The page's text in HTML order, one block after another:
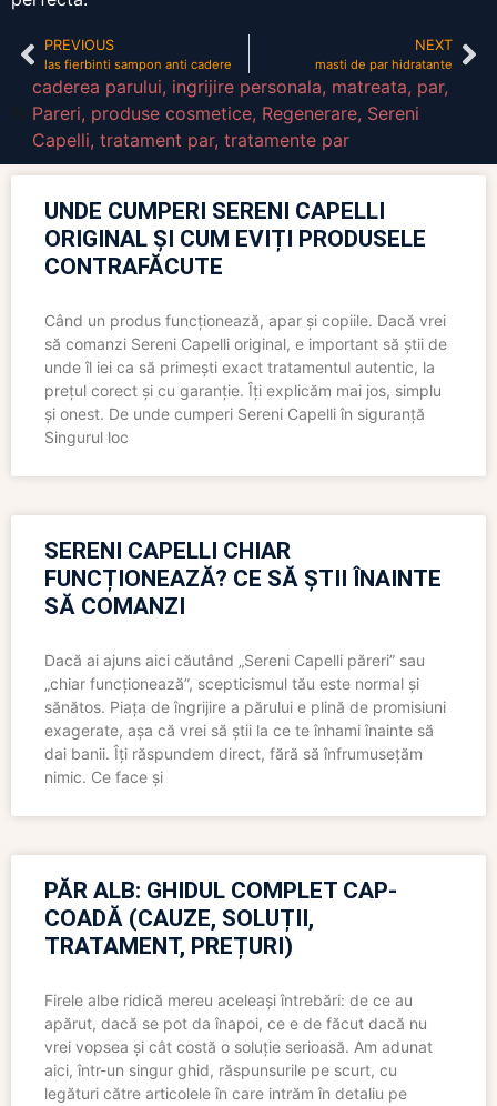
PREVIOUS
las fierbinti sampon anti cadere
NEXT
masti de par hidratante
caderea parului, ingrijire personala, matreata, par,
Pareri, produse cosmetice, Regenerare, Sereni
Capelli, tratament par, tratamente par
UNDE CUMPERI SERENI CAPELLI
ORIGINAL ȘI CUM EVIȚI PRODUSELE
CONTRAFĂCUTE
Când un produs funcționează, apar și copiile. Dacă vrei
să comanzi Sereni Capelli original, e important să știi de
unde îl iei ca să primești exact tratamentul autentic, la
prețul corect și cu garanție. Îți explicăm mai jos, simplu
și onest. De unde cumperi Sereni Capelli în siguranță
Singurul loc
SERENI CAPELLI CHIAR
FUNCȚIONEAZĂ? CE SĂ ȘTII ÎNAINTE
SĂ COMANZI
Dacă ai ajuns aici căutând „Sereni Capelli păreri” sau
„chiar funcționează”, scepticismul tău este normal și
sănătos. Piața de îngrijire a părului e plină de promisiuni
exagerate, așa că vrei să știi la ce te înhami înainte să
dai banii. Îți răspundem direct, fără să înfrumusețăm
nimic. Ce face și
PĂR ALB: GHIDUL COMPLET CAP-
COADĂ (CAUZE, SOLUȚII,
TRATAMENT, PREȚURI)
Firele albe ridică mereu aceleași întrebări: de ce au
apărut, dacă se pot da înapoi, ce e de făcut dacă nu
vrei vopsea și cât costă o soluție serioasă. Am adunat
aici, într-un singur ghid, răspunsurile pe scurt, cu
legături către articolele în care intrăm în detaliu pe